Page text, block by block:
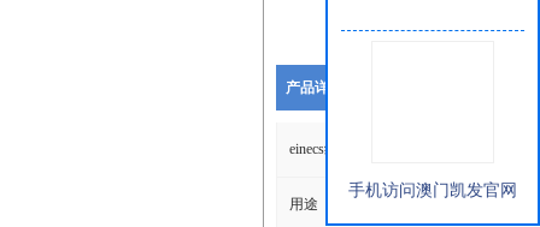
产品详细说明
einecs编号
用途
手机访问澳门凯发官网